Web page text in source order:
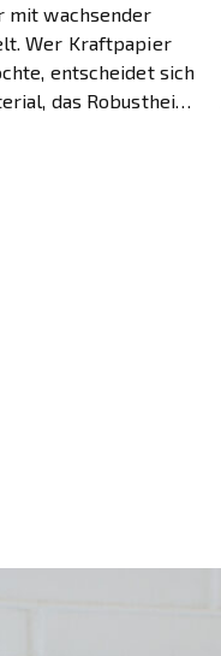
mit wachsender
Wer Kraftpapier
entscheidet sich
das Robustheit,